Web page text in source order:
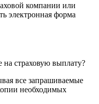
компании или
электронная форма
на страховую выплату?
все запрашиваемые
необходимых